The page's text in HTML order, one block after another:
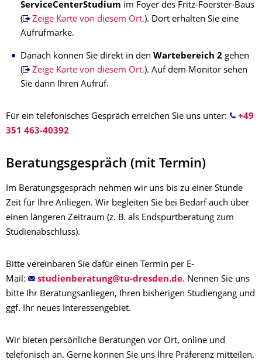
ServiceCenterStudium im Foyer des Fritz-Foerster-Baus
(
Zeige Karte von diesem Ort.). Dort erhalten Sie eine
Aufrufmarke.
Danach können Sie direkt in den Wartebereich 2 gehen
(
Zeige Karte von diesem Ort.). Auf dem Monitor sehen
Sie dann Ihren Aufruf.
Für ein telefonisches Gespräch erreichen Sie uns unter:
+49
351 463-40392
Beratungsgespräch (mit Termin)
Im Beratungsgespräch nehmen wir uns bis zu einer Stunde
Zeit für Ihre Anliegen. Wir begleiten Sie bei Bedarf auch über
einen längeren Zeitraum (z. B. als Endspurtberatung zum
Studienabschluss).
Bitte vereinbaren Sie dafür einen Termin per E-
Mail:
. Nennen Sie uns
bitte Ihr Beratungsanliegen, Ihren bisherigen Studiengang und
ggf. Ihr neues Interessengebiet.
Wir bieten persönliche Beratungen vor Ort, online und
telefonisch an. Gerne können Sie uns Ihre Präferenz mitteilen.